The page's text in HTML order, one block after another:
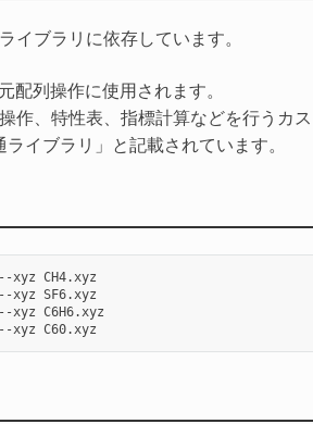
イブラリに依存しています。
配列操作に使用されます。
作、特性表、指標計算などを行うカ
イブラリ」と記載されています。
--xyz CH4.xyz
--xyz SF6.xyz
--xyz C6H6.xyz
--xyz